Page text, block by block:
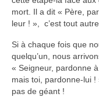
mort. Il a dit « Père,
leur ! », c’est tout
Si à chaque fois que
quelqu’un, nous
« Seigneur, pardonne
mais toi, pardonne-lui
pas de géant !